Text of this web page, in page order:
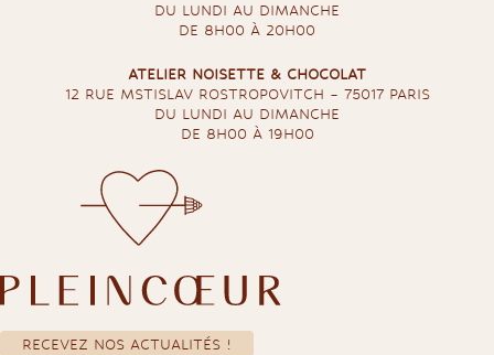
DU LUNDI AU DIMANCHE
DE 8H00 À 20H00
ATELIER NOISETTE & CHOCOLAT
12 RUE MSTISLAV ROSTROPOVITCH – 75017 PARIS
DU LUNDI AU DIMANCHE
DE 8H00 À 19H00
RECEVEZ NOS ACTUALITÉS !